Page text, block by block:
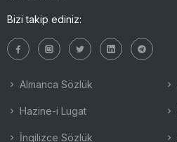
Bizi takip ediniz:
Almanca Sözlük
Hazine-i Lugat
İngilizce Sözlük